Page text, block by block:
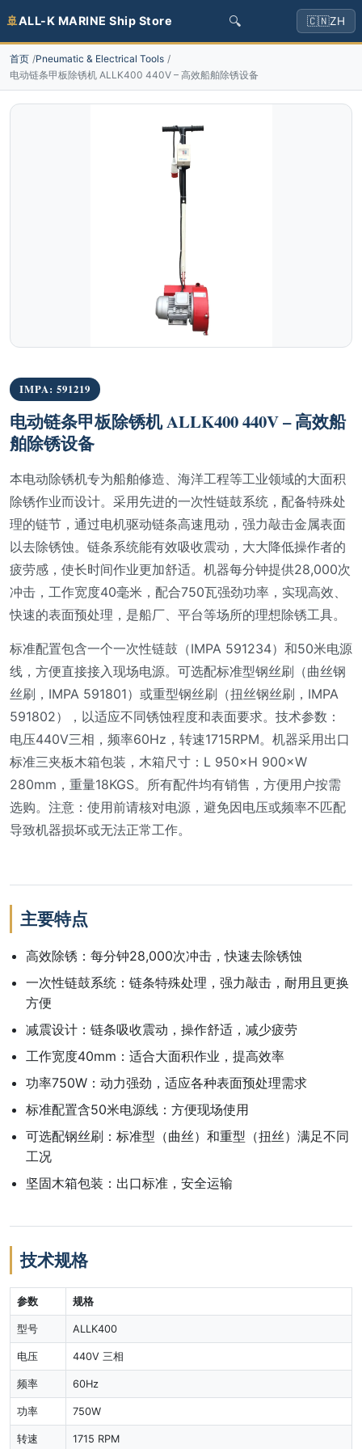
🚢ALL-K MARINE Ship Store 🔍 🇨🇳ZH
首页 Pneumatic & Electrical Tools
电动链条甲板除锈机 ALLK400 440V – 高效船舶除锈设备
IMPA: 591219
电动链条甲板除锈机 ALLK400 440V – 高效船
舶除锈设备
本电动除锈机专为船舶修造、海洋工程等工业领域的大面积
除锈作业而设计。采用先进的一次性链鼓系统，配备特殊处
理的链节，通过电机驱动链条高速甩动，强力敲击金属表面
以去除锈蚀。链条系统能有效吸收震动，大大降低操作者的
疲劳感，使长时间作业更加舒适。机器每分钟提供28,000次
冲击，工作宽度40毫米，配合750瓦强劲功率，实现高效、
快速的表面预处理，是船厂、平台等场所的理想除锈工具。
标准配置包含一个一次性链鼓（IMPA 591234）和50米电源
线，方便直接接入现场电源。可选配标准型钢丝刷（曲丝钢
丝刷，IMPA 591801）或重型钢丝刷（扭丝钢丝刷，IMPA
591802），以适应不同锈蚀程度和表面要求。技术参数：
电压440V三相，频率60Hz，转速1715RPM。机器采用出口
标准三夹板木箱包装，木箱尺寸：L 950×H 900×W
280mm，重量18KGS。所有配件均有销售，方便用户按需
选购。注意：使用前请核对电源，避免因电压或频率不匹配
导致机器损坏或无法正常工作。
主要特点
高效除锈：每分钟28,000次冲击，快速去除锈蚀
一次性链鼓系统：链条特殊处理，强力敲击，耐用且更换
方便
减震设计：链条吸收震动，操作舒适，减少疲劳
工作宽度40mm：适合大面积作业，提高效率
功率750W：动力强劲，适应各种表面预处理需求
标准配置含50米电源线：方便现场使用
可选配钢丝刷：标准型（曲丝）和重型（扭丝）满足不同
工况
坚固木箱包装：出口标准，安全运输
技术规格
参数 规格
型号 ALLK400
电压 440V 三相
频率 60Hz
功率 750W
转速 1715 RPM